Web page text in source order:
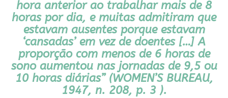
hora anterior ao trabalhar mais de 8
horas por dia, e muitas admitiram que
estavam ausentes porque estavam
‘cansadas’ em vez de doentes […] A
proporção com menos de 6 horas de
sono aumentou nas jornadas de 9,5 ou
10 horas diárias”(WOMEN’S BUREAU,
1947, n. 208, p. 3 ).